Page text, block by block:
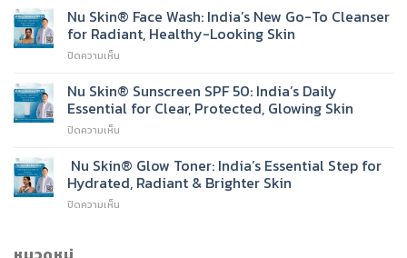
Skin®
Light
Moisturising
Nu Skin® Face Wash: India’s New Go-To Cleanser
for Radiant, Healthy-Looking Skin
ปิดความเห็น
Skin®
Face
Wash:
Go-
To
Cleanser
Nu Skin® Sunscreen SPF 50: India’s Daily
Essential for Clear, Protected, Glowing Skin
ปิดความเห็น
Skin®
Sunscreen
SPF
Nu Skin® Glow Toner: India’s Essential Step for
Hydrated, Radiant & Brighter Skin
ปิดความเห็น